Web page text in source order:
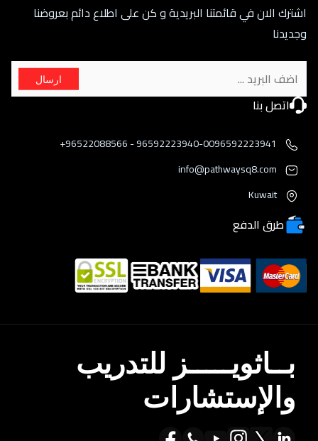
اشترك الان في قائمتنا البريدية و كن على اطلاع دائم بعروضنا
وجديدنا
ارسال
اتصل بنا
96592223940-0096592223941 - 96522088566+
info@pathwaysq8.com
Kuwait
طرق الدفع
بــاثويـــــز للتدريب
والإستشارات